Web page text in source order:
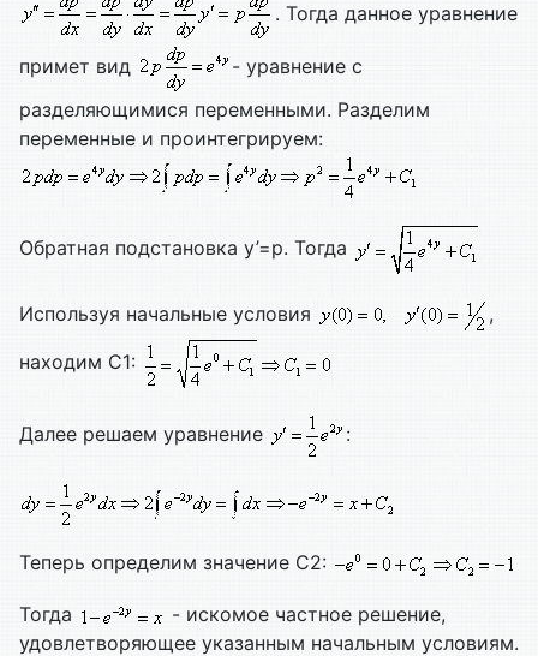
. Тогда данное уравнение
примет вид
- уравнение с
разделяющимися переменными. Разделим
переменные и проинтегрируем:
Обратная подстановка у’=р. Тогда
Используя начальные условия
,
находим С1:
Далее решаем уравнение :
Теперь определим значение С2:
Тогда
- искомое частное решение,
удовлетворяющее указанным начальным условиям.